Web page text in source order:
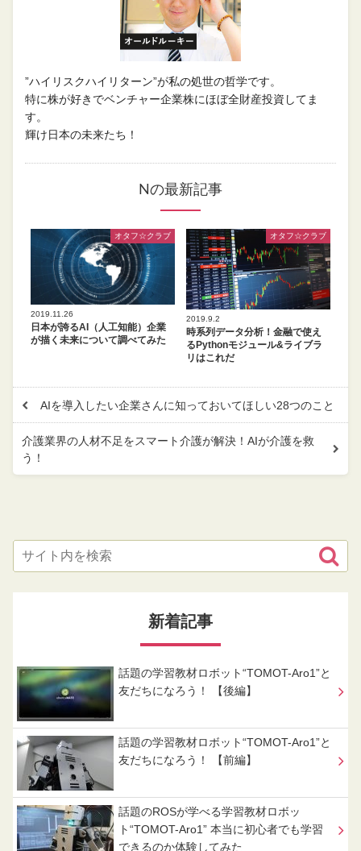
”ハイリスクハイリターン”が私の処世の哲学です。
特に株が好きでベンチャー企業株にほぼ全財産投資してま
す。
輝け日本の未来たち！
Nの最新記事
オタフ☆クラブ
2019.11.26
日本が誇るAI（人工知能）企業
が描く未来について調べてみた
オタフ☆クラブ
2019.9.2
時系列データ分析！金融で使え
るPythonモジュール&ライブラ
リはこれだ
AIを導入したい企業さんに知っておいてほしい28つのこと
介護業界の人材不足をスマート介護が解決！AIが介護を救
う！
新着記事
話題の学習教材ロボット“TOMOT-Aro1”と
友だちになろう！ 【後編】
話題の学習教材ロボット“TOMOT-Aro1”と
友だちになろう！ 【前編】
話題のROSが学べる学習教材ロボッ
ト“TOMOT-Aro1” 本当に初心者でも学習
できるのか体験してみた